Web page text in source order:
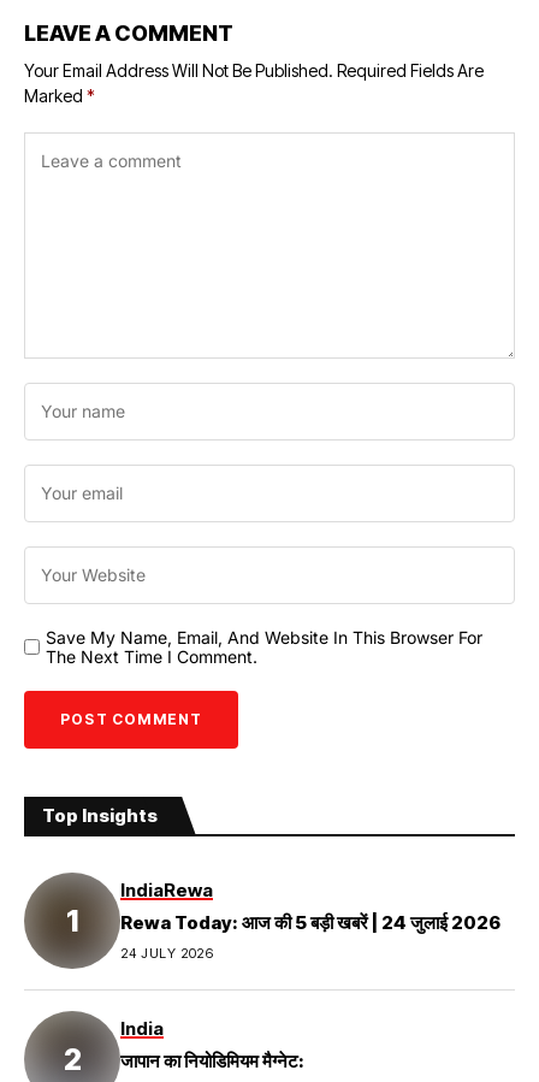
LEAVE A COMMENT
Your Email Address Will Not Be Published. Required Fields Are
Marked *
Save My Name, Email, And Website In This Browser For
The Next Time I Comment.
Top Insights
IndiaRewa
Rewa Today: आज की 5 बड़ी खबरें | 24 जुलाई 2026
24 JULY 2026
India
जापान का नियोडिमियम मैग्नेट: